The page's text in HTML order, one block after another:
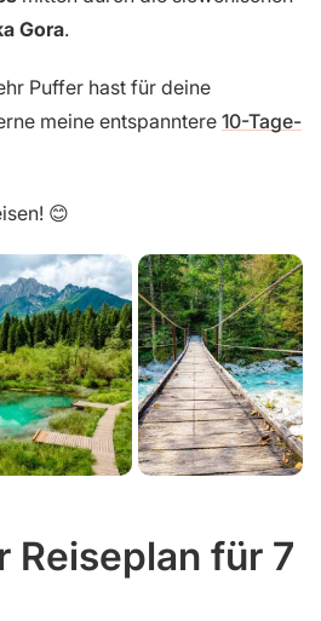
Gora.
Puffer hast für deine
meine entspanntere 10-Tage-
😊
Reiseplan für 7